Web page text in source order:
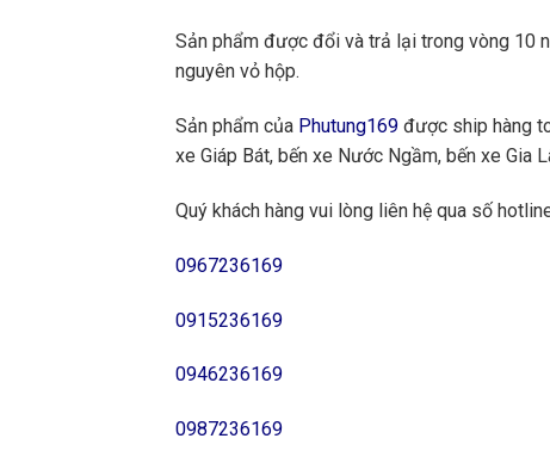
Sản phẩm được đổi và trả lại trong vòng 10
nguyên vỏ hộp.
Sản phẩm của Phutung169 được ship hàng
xe Giáp Bát, bến xe Nước Ngầm, bến xe Gia
Quý khách hàng vui lòng liên hệ qua số
0967236169
0915236169
0946236169
0987236169